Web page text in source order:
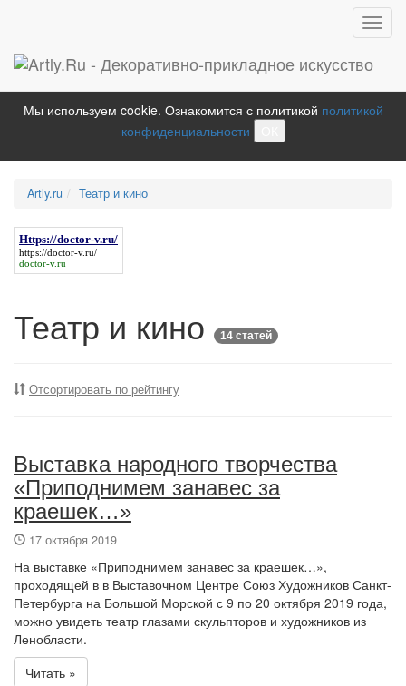
Мы используем cookie. Ознакомится с политикой политикой
конфиденциальности
Artly.ru Театр и кино
Https://doctor-v.ru/
https://doctor-v.ru/
doctor-v.ru
Театр и кино 14 статей
Отсортировать по рейтингу
Выставка народного творчества
«Приподнимем занавес за
краешек…»
17 октября 2019
На выставке «Приподнимем занавес за краешек…»,
проходящей в в Выставочном Центре Союз Художников Санкт-
Петербурга на Большой Морской с 9 по 20 октября 2019 года,
можно увидеть театр глазами скульпторов и художников из
Ленобласти.
Читать »